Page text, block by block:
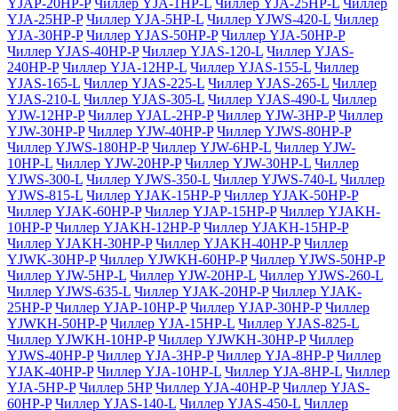
YJAP-20HP-P Чиллер YJA-1HP-L Чиллер YJA-25HP-L Чиллер
YJA-25HP-P Чиллер YJA-5HP-L Чиллер YJWS-420-L Чиллер
YJA-30HP-P Чиллер YJAS-50HP-P Чиллер YJA-50HP-P
Чиллер YJAS-40HP-P Чиллер YJAS-120-L Чиллер YJAS-
240HP-P Чиллер YJA-12HP-L Чиллер YJAS-155-L Чиллер
YJAS-165-L Чиллер YJAS-225-L Чиллер YJAS-265-L Чиллер
YJAS-210-L Чиллер YJAS-305-L Чиллер YJAS-490-L Чиллер
YJW-12HP-P Чиллер YJAL-2HP-P Чиллер YJW-3HP-P Чиллер
YJW-30HP-P Чиллер YJW-40HP-P Чиллер YJWS-80HP-P
Чиллер YJWS-180HP-P Чиллер YJW-6HP-L Чиллер YJW-
10HP-L Чиллер YJW-20HP-P Чиллер YJW-30HP-L Чиллер
YJWS-300-L Чиллер YJWS-350-L Чиллер YJWS-740-L Чиллер
YJWS-815-L Чиллер YJAK-15HP-P Чиллер YJAK-50HP-P
Чиллер YJAK-60HP-P Чиллер YJAP-15HP-P Чиллер YJAKH-
10HP-P Чиллер YJAKH-12HP-P Чиллер YJAKH-15HP-P
Чиллер YJAKH-30HP-P Чиллер YJAKH-40HP-P Чиллер
YJWK-30HP-P Чиллер YJWKH-60HP-P Чиллер YJWS-50HP-P
Чиллер YJW-5HP-L Чиллер YJW-20HP-L Чиллер YJWS-260-L
Чиллер YJWS-635-L Чиллер YJAK-20HP-P Чиллер YJAK-
25HP-P Чиллер YJAP-10HP-P Чиллер YJAP-30HP-P Чиллер
YJWKH-50HP-P Чиллер YJA-15HP-L Чиллер YJAS-825-L
Чиллер YJWKH-10HP-P Чиллер YJWKH-30HP-P Чиллер
YJWS-40HP-P Чиллер YJA-3HP-P Чиллер YJA-8HP-P Чиллер
YJAK-40HP-P Чиллер YJA-10HP-L Чиллер YJA-8HP-L Чиллер
YJA-5HP-P Чиллер 5HP Чиллер YJA-40HP-P Чиллер YJAS-
60HP-P Чиллер YJAS-140-L Чиллер YJAS-450-L Чиллер